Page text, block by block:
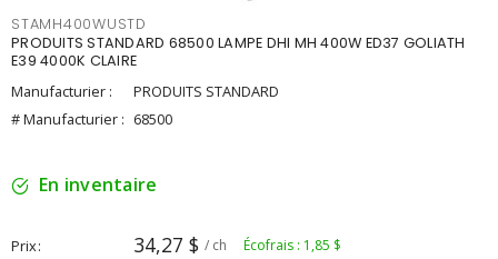
STAMH400WUSTD
PRODUITS STANDARD 68500 LAMPE DHI MH 400W ED37 GOLIATH
E39 4000K CLAIRE
Manufacturier :
PRODUITS STANDARD
# Manufacturier : 68500
En inventaire
Prix 34,27 $ / ch Écofrais : 1,85 $